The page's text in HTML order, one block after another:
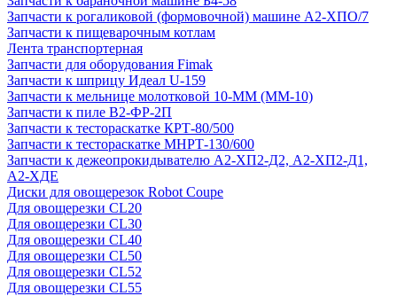
Запчасти к рогаликовой (формовочной) машине А2-ХПО/7
Запчасти к пищеварочным котлам
Лента транспортерная
Запчасти для оборудования Fimak
Запчасти к шприцу Идеал U-159
Запчасти к мельнице молотковой 10-ММ (ММ-10)
Запчасти к пиле В2-ФР-2П
Запчасти к тестораскатке КРТ-80/500
Запчасти к тестораскатке МНРТ-130/600
Запчасти к деже­опрокидывателю А2-ХП2-Д2, А2-ХП2-Д1,
А2-ХДЕ
Диски для овощерезок Robot Coupe
Для овощерезки CL20
Для овощерезки CL30
Для овощерезки CL40
Для овощерезки CL50
Для овощерезки CL52
Для овощерезки CL55